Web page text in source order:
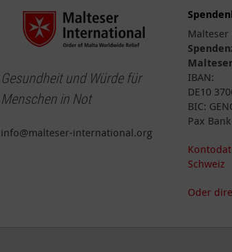
Gesundheit und Würde für
Menschen in Not
info@malteser-international.org
Malteser
IBAN:
DE10
BIC:
Pax Bank
Schweiz
Oder